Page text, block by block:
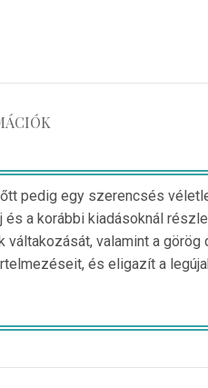
pedig egy szerencsés
a korábbi kiadásoknál
valamint a görög
és eligazít a